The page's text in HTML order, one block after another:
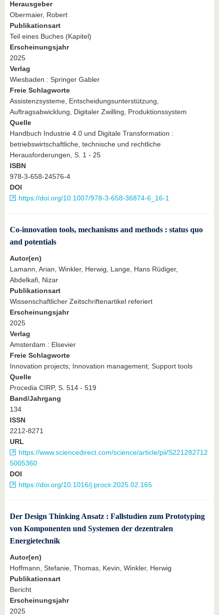
Herausgeber
Obermaier, Robert
Publikationsart
Teil eines Buches (Kapitel)
Erscheinungsjahr
2025
Verlag
Wiesbaden : Springer Gabler
Freie Schlagworte
Assistenzsysteme, Entscheidungsunterstützung,
Auftragsabwicklung, Digitaler Zwilling, Produktionssystem
Quelle
Handbuch Industrie 4.0 und Digitale Transformation :
betriebswirtschaftliche, technische und rechtliche
Herausforderungen, S. 1 - 25
ISBN
978-3-658-24576-4
DOI
https://doi.org/10.1007/978-3-658-36874-6_16-1
Co-innovation tools, mechanisms and methods : status quo
and potentials
Autor(en)
Lamann, Arian, Winkler, Herwig, Lange, Hans Rüdiger,
Abdelkafi, Nizar
Publikationsart
Wissenschaftlicher Zeitschriftenartikel referiert
Erscheinungsjahr
2025
Verlag
Amsterdam : Elsevier
Freie Schlagworte
Innovation projects; Innovation management; Support tools
Quelle
Procedia CIRP, S. 514 - 519
Band/Jahrgang
134
ISSN
2212-8271
URL
https://www.sciencedirect.com/science/article/pii/S221282712
5005360
DOI
https://doi.org/10.1016/j.procir.2025.02.165
Der Design Thinking Ansatz : Fallstudien zum Prototyping
von Komponenten und Systemen der dezentralen
Energietechnik
Autor(en)
Hoffmann, Stefanie, Thomas, Kevin, Winkler, Herwig
Publikationsart
Bericht
Erscheinungsjahr
2025